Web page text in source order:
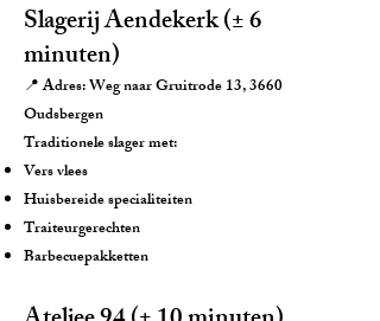
Slagerij Aendekerk (± 6
minuten)
📍 Adres: Weg naar Gruitrode 13, 3660
Oudsbergen
Traditionele slager met:
Vers vlees
Huisbereide specialiteiten
Traiteurgerechten
Barbecuepakketten